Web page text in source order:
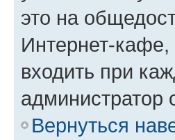
это на
Интернет-кафе,
входить при
администратор
Вернуться